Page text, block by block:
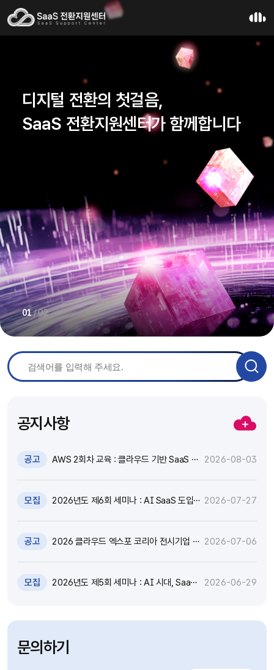
디지털 전환의 첫걸음,
SaaS 전환지원센터가 함께합니다
01/02
공지사항
공고
AWS 2회차 교육 : 클라우드 기반 SaaS 현
2026-08-03
모집
2026년도 제6회 세미나 : AI SaaS 도입,
2026-07-27
공고
2026 클라우드 엑스포 코리아 전시기업 지 2026-07-06
모집
2026년도 제5회 세미나 : AI 시대, SaaS
2026-06-29
문의하기